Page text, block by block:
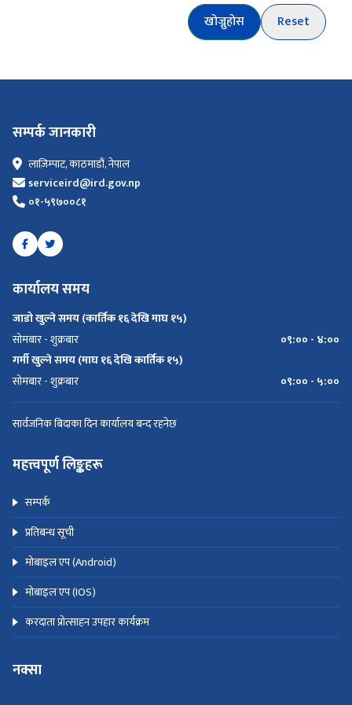
खोज्नुहोस Reset
सम्पर्क जानकारी
लाज़िम्पाट, काठमाडौं, नेपाल
serviceird@ird.gov.np
०१-५९७००८१
कार्यालय समय
जाडो खुल्ने समय (कार्तिक १६ देखि माघ १५)
सोमबार - शुक्रबार
०९:०० - ४:००
गर्मी खुल्ने समय (माघ १६ देखि कार्तिक १५)
सोमबार - शुक्रबार
०९:०० - ५:००
सार्वजनिक बिदाका दिन कार्यालय बन्द रहनेछ
महत्त्वपूर्ण लिङ्कहरू
सम्पर्क
प्रतिबन्ध सूची
मोबाइल एप (Android)
मोबाइल एप (IOS)
करदाता प्रोत्साहन उपहार कार्यक्रम
नक्सा